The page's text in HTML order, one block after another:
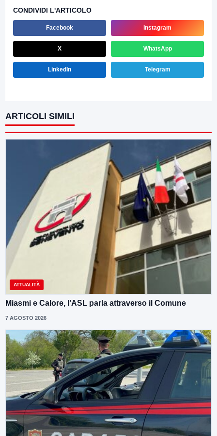
CONDIVIDI L'ARTICOLO
Facebook Instagram
X WhatsApp
LinkedIn Telegram
ARTICOLI SIMILI
ATTUALITÀ
Miasmi e Calore, l’ASL parla attraverso il Comune
7 AGOSTO 2026